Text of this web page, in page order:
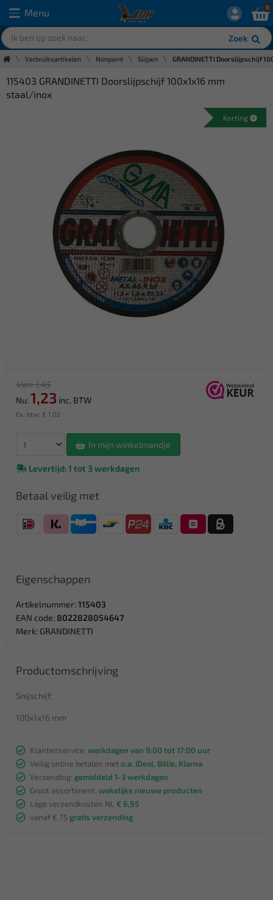
Menu
Zoek
0
Verbruiksartikelen Nonpaint Slijpen GRANDINETTI Doorslijpschijf
115403 GRANDINETTI Doorslijpschijf 100x1x16 mm
staal/inox
Korting
Van: 1,45
Nu: 1,23 inc. BTW
Ex. btw: € 1,02
In mijn winkelmandje
Levertijd: 1 tot 3 werkdagen
Betaal veilig met
Eigenschappen
Artikelnummer: 115403
EAN code: 8022828054647
Merk: GRANDINETTI
Productomschrijving
Snijschijf:
100x1x16 mm
Klantenservice, werkdagen van 9:00 tot 17:00 uur
Veilig online betalen met o.a. iDeal, Billie, Klarna
Verzending: gemiddeld 1-3 werkdagen
Groot assortiment, wekelijks nieuwe producten
Lage verzendkosten NL € 6,95
vanaf € 75 gratis verzending